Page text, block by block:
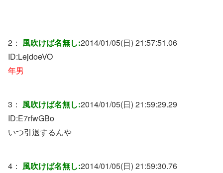
2： 風吹けば名無し:2014/01/05(日) 21:57:51.06
ID:LejdoeVO
年男
3： 風吹けば名無し:2014/01/05(日) 21:59:29.29
ID:E7rfwGBo
いつ引退するんや
4： 風吹けば名無し:2014/01/05(日) 21:59:30.76